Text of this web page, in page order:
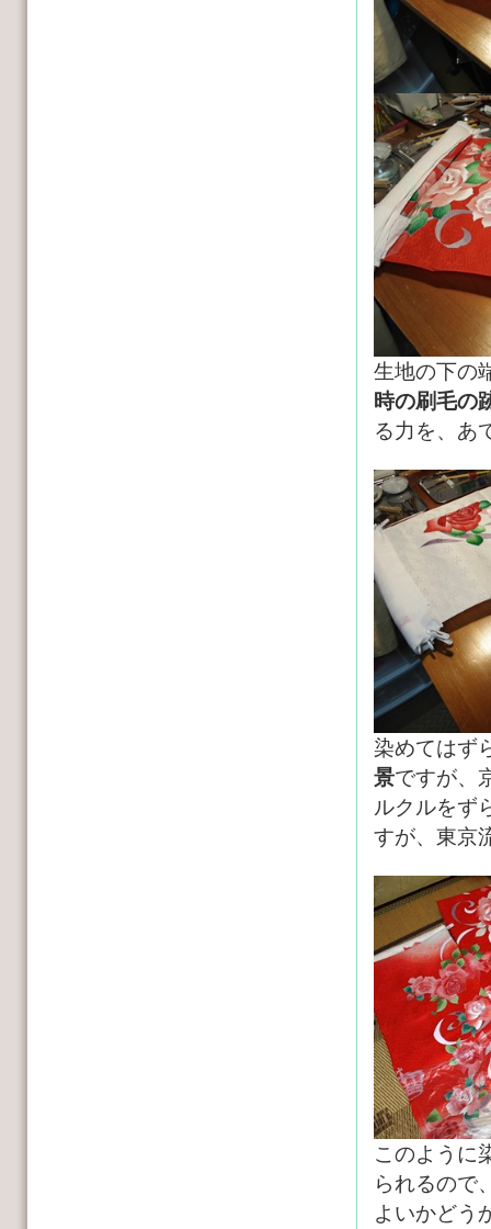
生地の下の
時の刷毛の
る力を、あ
染めてはず
景ですが、
ルクルをず
すが、東京
このように
られるので
よいかどう